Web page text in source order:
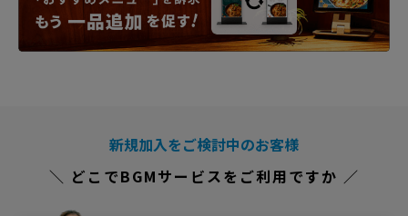
新規加入をご検討中のお客様
＼ どこでBGMサービスをご利用ですか ／